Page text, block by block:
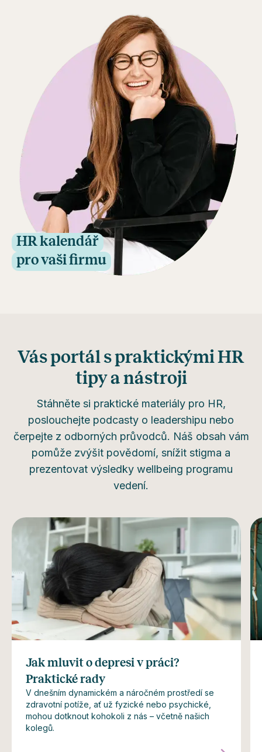
HR kalendář
pro vaši firmu
Vás portál s praktickými HR
tipy a nástroji
Stáhněte si praktické materiály pro HR,
poslouchejte podcasty o leadershipu nebo
čerpejte z odborných průvodců. Náš obsah vám
pomůže zvýšit povědomí, snížit stigma a
prezentovat výsledky wellbeing programu
vedení.
Jak mluvit o depresi v práci?
Praktické rady
V dnešním dynamickém a náročném prostředí se
zdravotní potíže, ať už fyzické nebo psychické,
mohou dotknout kohokoli z nás – včetně našich
kolegů.